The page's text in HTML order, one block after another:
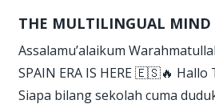
THE MULTILINGUAL MIND
Assalamu’alaikum
SPAIN ERA IS HERE 🇪🇸🔥 Hallo
Siapa bilang sekolah cuma